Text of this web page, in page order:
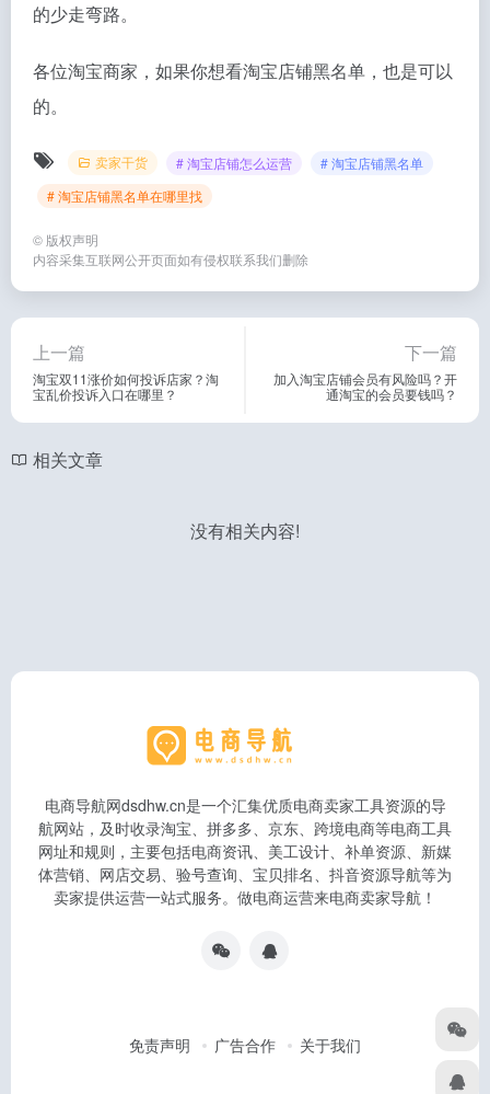
的少走弯路。
各位淘宝商家，如果你想看淘宝店铺黑名单，也是可以
的。
卖家干货 # 淘宝店铺怎么运营
# 淘宝店铺黑名单
# 淘宝店铺黑名单在哪里找
© 版权声明
内容采集互联网公开页面如有侵权联系我们删除
上一篇
淘宝双11涨价如何投诉店家？淘
宝乱价投诉入口在哪里？
下一篇
加入淘宝店铺会员有风险吗？开
通淘宝的会员要钱吗？
相关文章
没有相关内容!
电商导航网dsdhw.cn是一个汇集优质电商卖家工具资源的导
航网站，及时收录淘宝、拼多多、京东、跨境电商等电商工具
网址和规则，主要包括电商资讯、美工设计、补单资源、新媒
体营销、网店交易、验号查询、宝贝排名、抖音资源导航等为
卖家提供运营一站式服务。做电商运营来电商卖家导航！
免责声明 广告合作 关于我们